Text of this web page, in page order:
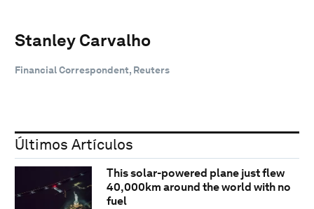
Stanley Carvalho
Financial Correspondent, Reuters
Últimos Artículos
This solar-powered plane just flew
40,000km around the world with no
fuel